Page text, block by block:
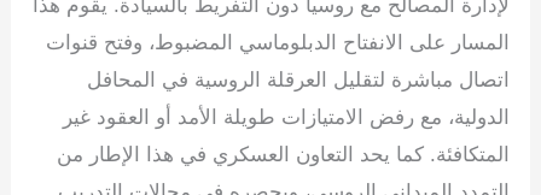
لإدارة المصالح مع روسيا دون التفريط بالسيادة. يقوم هذا
المسار على الانفتاح الدبلوماسي المضبوط، وفتح قنوات
اتصال مباشرة لتقليل العرقلة الروسية في المحافل
الدولية، مع رفض الامتيازات طويلة الأمد أو العقود غير
المتكافئة. كما يحد التعاون العسكري في هذا الإطار من